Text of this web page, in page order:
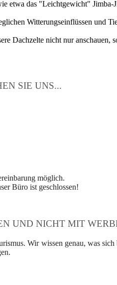
etwa das "Leichtgewicht"
Witterungseinflüssen und
Dachzelte nicht nur anschauen,
SIE UNS...
möglich.
Büro ist geschlossen!
UND NICHT MIT
Wir wissen genau, was